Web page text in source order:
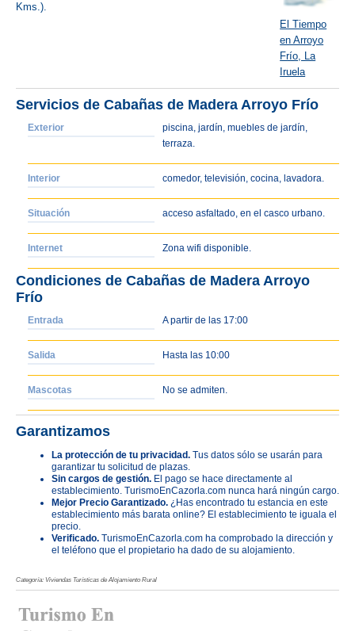
Kms.).
El Tiempo
en Arroyo
Frío, La
Iruela
Servicios de Cabañas de Madera Arroyo Frío
Exterior
piscina, jardín, muebles de jardín,
terraza.
Interior comedor, televisión, cocina, lavadora.
Situación acceso asfaltado, en el casco urbano.
Internet Zona wifi disponible.
Condiciones de Cabañas de Madera Arroyo
Frío
Entrada A partir de las 17:00
Salida Hasta las 10:00
Mascotas No se admiten.
Garantizamos
La protección de tu privacidad. Tus datos sólo se usarán para
garantizar tu solicitud de plazas.
Sin cargos de gestión. El pago se hace directamente al
establecimiento. TurismoEnCazorla.com nunca hará ningún cargo.
Mejor Precio Garantizado. ¿Has encontrado tu estancia en este
establecimiento más barata online? El establecimiento te iguala el
precio.
Verificado. TurismoEnCazorla.com ha comprobado la dirección y
el teléfono que el propietario ha dado de su alojamiento.
Categoría: Viviendas Turísticas de Alojamiento Rural